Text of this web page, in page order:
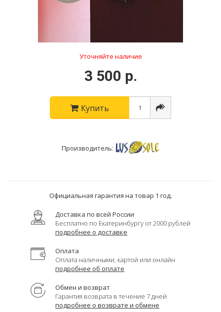
Уточняйте наличие
3 500 р.
Купить
Производитель:
Официальная гарантия на товар 1 год.
Доставка по всей России
Бесплатно по Екатеринбургу от 2000 рублей
подробнее о доставке
Оплата
Оплата наличными, картой или онлайн
подробнее об оплате
Обмен и возврат
Гарантия возврата в течение 7 дней
подробнее о возврате и обмене